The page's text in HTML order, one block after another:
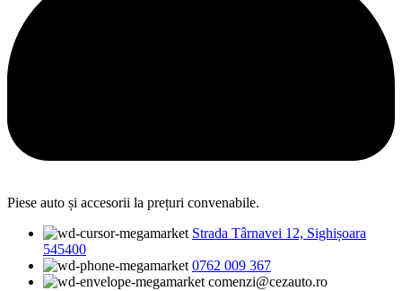
Piese auto și accesorii la prețuri convenabile.
Strada Târnavei 12, Sighișoara
545400
0762 009 367
comenzi@cezauto.ro